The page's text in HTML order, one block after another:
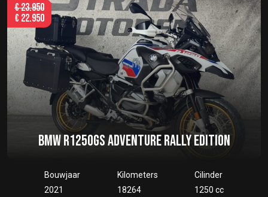
BMW R1250GS ADVENTURE RALLY EDITION
Bouwjaar
2021
Kilometers
18264
Cilinder
1250 cc
€23.950
€ 22.950